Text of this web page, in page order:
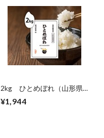
2kg ひとめぼれ（山形県
¥1,944